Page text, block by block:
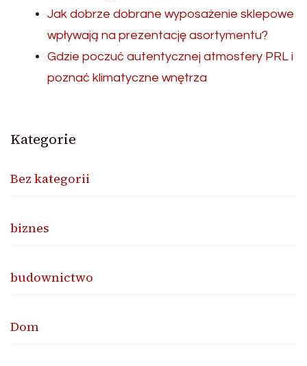
Jak dobrze dobrane wyposażenie sklepowe
wpływają na prezentację asortymentu?
Gdzie poczuć autentycznej atmosfery PRL i
poznać klimatyczne wnętrza
Kategorie
Bez kategorii
biznes
budownictwo
Dom